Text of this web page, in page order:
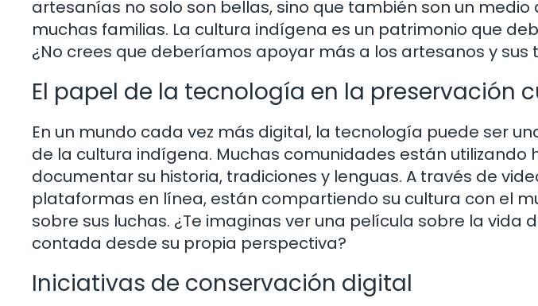
artesanías no solo son bellas, sino que también son un
muchas familias. La cultura indígena es un patrimonio que
¿No crees que deberíamos apoyar más a los artesanos y sus
El papel de la tecnología en la preservación
En un mundo cada vez más digital, la tecnología puede ser
de la cultura indígena. Muchas comunidades están
documentar su historia, tradiciones y lenguas. A través de
plataformas en línea, están compartiendo su cultura con el
sobre sus luchas. ¿Te imaginas ver una película sobre la vida
contada desde su propia perspectiva?
Iniciativas de conservación digital